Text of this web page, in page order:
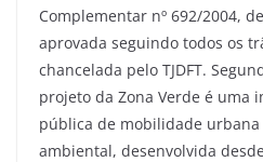
Complementar nº 692/2004,
aprovada seguindo todos os
chancelada pelo TJDFT.
projeto da Zona Verde é uma
pública de mobilidade urbana
ambiental, desenvolvida